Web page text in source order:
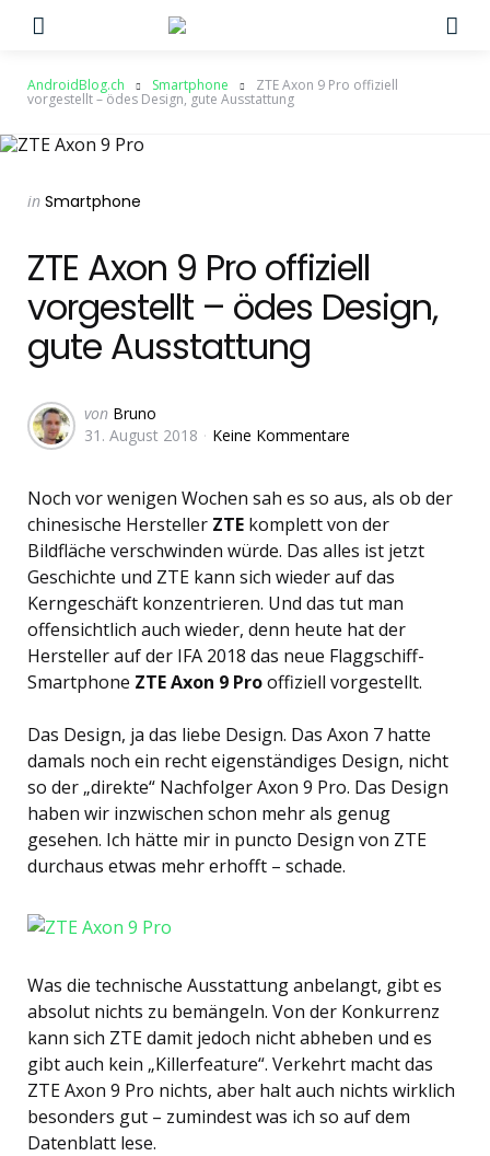
AndroidBlog.ch Smartphone ZTE Axon 9 Pro offiziell
vorgestellt – ödes Design, gute Ausstattung
Categories
Posted
in Smartphone
ZTE Axon 9 Pro offiziell
vorgestellt – ödes Design,
gute Ausstattung
Geschrieben
von
von Bruno
31. August 2018
Keine Kommentare
Noch vor wenigen Wochen sah es so aus, als ob der
chinesische Hersteller ZTE komplett von der
Bildfläche verschwinden würde. Das alles ist jetzt
Geschichte und ZTE kann sich wieder auf das
Kerngeschäft konzentrieren. Und das tut man
offensichtlich auch wieder, denn heute hat der
Hersteller auf der IFA 2018 das neue Flaggschiff-
Smartphone ZTE Axon 9 Prooffiziell vorgestellt.
Das Design, ja das liebe Design. Das Axon 7 hatte
damals noch ein recht eigenständiges Design, nicht
so der „direkte“ Nachfolger Axon 9 Pro. Das Design
haben wir inzwischen schon mehr als genug
gesehen. Ich hätte mir in puncto Design von ZTE
durchaus etwas mehr erhofft – schade.
Was die technische Ausstattung anbelangt, gibt es
absolut nichts zu bemängeln. Von der Konkurrenz
kann sich ZTE damit jedoch nicht abheben und es
gibt auch kein „Killerfeature“. Verkehrt macht das
ZTE Axon 9 Pro nichts, aber halt auch nichts wirklich
besonders gut – zumindest was ich so auf dem
Datenblatt lese.